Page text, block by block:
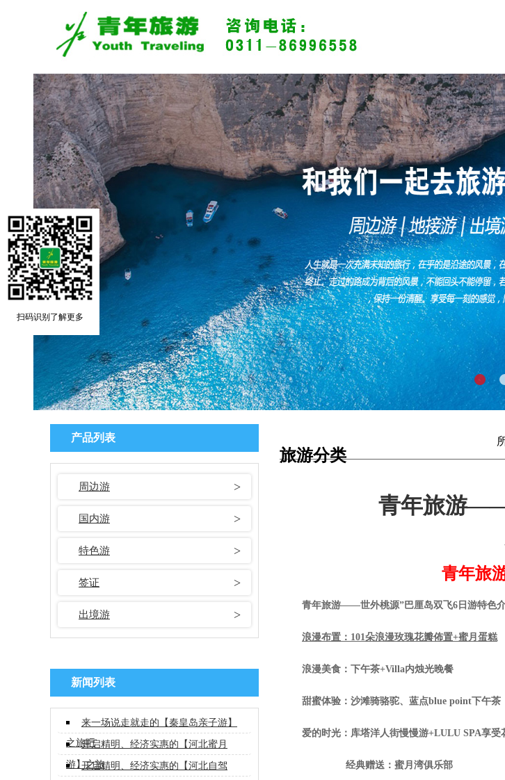
旅游资讯 景区资讯 旅游攻略 旅游分类 出境游 网站首页
热门推荐
产品列表
周边游
国内游
特色游
签证
出境游
新闻列表
来一场说走就走的【秦皇岛亲子游】
之旅吧开启精明、经济实惠的【河北蜜月
游】之旅
开启精明、经济实惠的【河北自驾
旅游分类
青年旅游——
青年旅
青年旅游——世外桃源”巴厘岛双飞6日游特色
浪漫布置：101朵浪漫玫瑰花瓣佈置+蜜月蛋糕
浪漫美食：下午茶+Villa内烛光晚餐
甜蜜体验：沙滩骑骆驼、蓝点blue point下午茶
爱的时光：库塔洋人街慢慢游+LULU SPA享受
经典赠送：蜜月湾俱乐部
扫码识别了解更多